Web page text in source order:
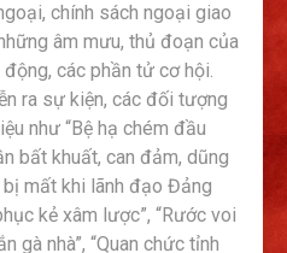
chính sách ngoại giao
âm mưu, thủ đoạn của
các phần tử cơ hội.
ra sự kiện, các đối tượng
như “Bệ hạ chém đầu
bất khuất, can đảm, dũng
mất khi lãnh đạo Đảng
kẻ xâm lược”, “Rước voi
gà nhà”, “Quan chức tỉnh